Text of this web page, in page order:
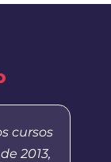
cursos
2013,